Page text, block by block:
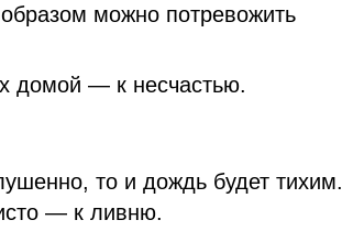
можно потревожить
домой — к несчастью.
то и дождь будет тихим.
— к ливню.